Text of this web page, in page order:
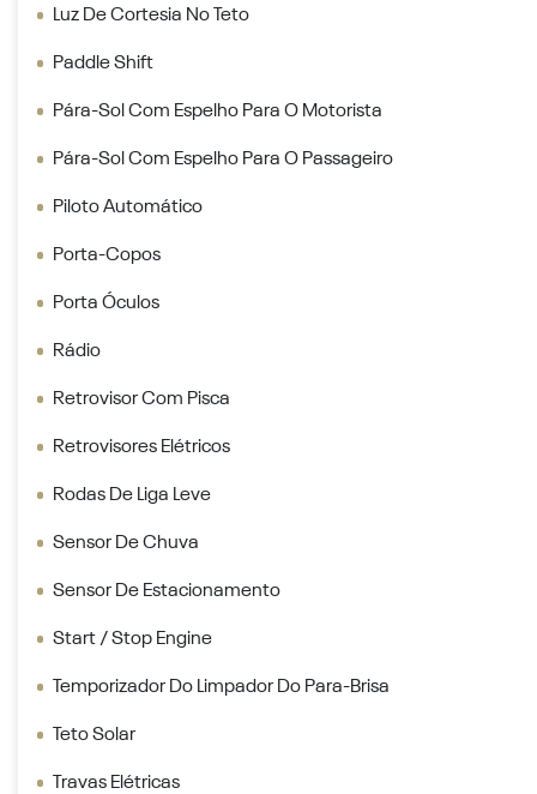
Luz De Cortesia No Teto
Paddle Shift
Pára-Sol Com Espelho Para O Motorista
Pára-Sol Com Espelho Para O Passageiro
Piloto Automático
Porta-Copos
Porta Óculos
Rádio
Retrovisor Com Pisca
Retrovisores Elétricos
Rodas De Liga Leve
Sensor De Chuva
Sensor De Estacionamento
Start / Stop Engine
Temporizador Do Limpador Do Para-Brisa
Teto Solar
Travas Elétricas